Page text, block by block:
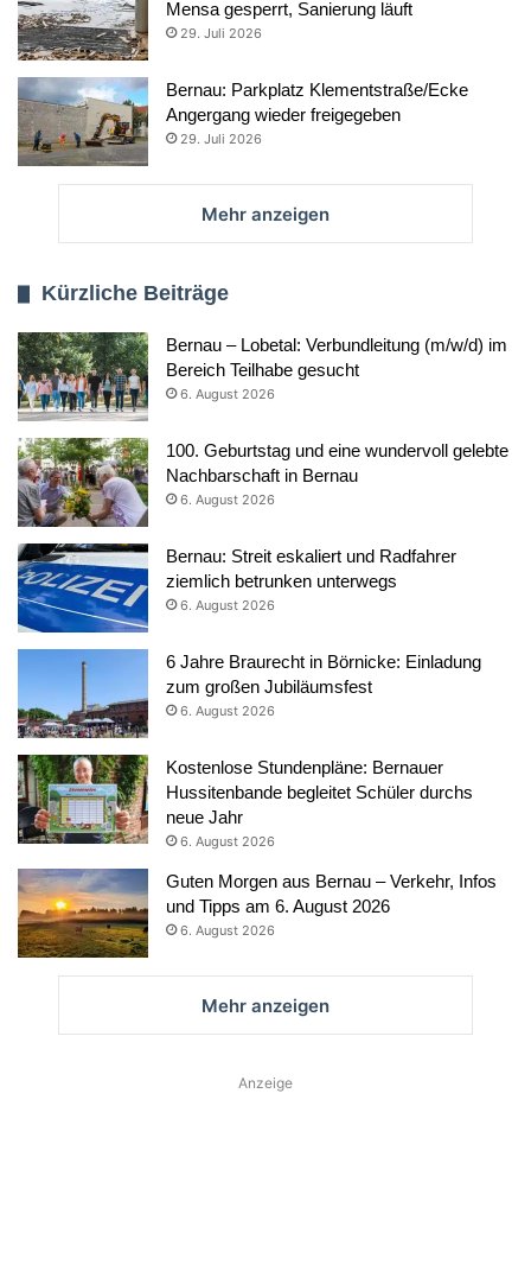
Mensa gesperrt, Sanierung läuft
29. Juli 2026
Bernau: Parkplatz Klementstraße/Ecke
Angergang wieder freigegeben
29. Juli 2026
Mehr anzeigen
Kürzliche Beiträge
Bernau – Lobetal: Verbundleitung (m/w/d) im
Bereich Teilhabe gesucht
6. August 2026
100. Geburtstag und eine wundervoll gelebte
Nachbarschaft in Bernau
6. August 2026
Bernau: Streit eskaliert und Radfahrer
ziemlich betrunken unterwegs
6. August 2026
6 Jahre Braurecht in Börnicke: Einladung
zum großen Jubiläumsfest
6. August 2026
Kostenlose Stundenpläne: Bernauer
Hussitenbande begleitet Schüler durchs
neue Jahr
6. August 2026
Guten Morgen aus Bernau – Verkehr, Infos
und Tipps am 6. August 2026
6. August 2026
Mehr anzeigen
Anzeige